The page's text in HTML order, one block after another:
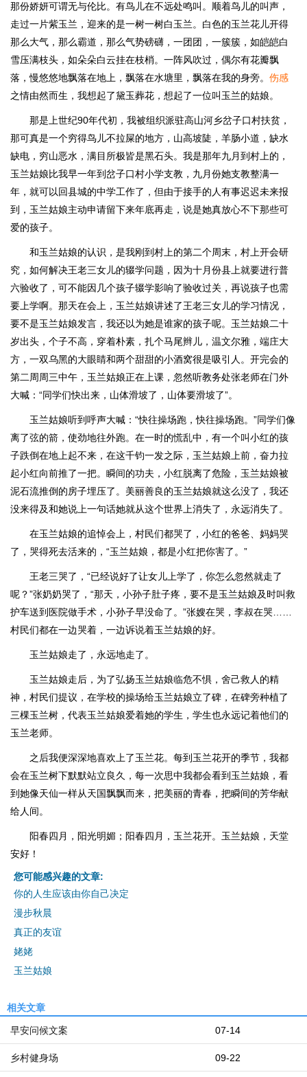
那份娇妍可谓无与伦比。有鸟儿在不远处鸣叫。顺着鸟儿的叫声，
走过一片紫玉兰，迎来的是一树一树白玉兰。白色的玉兰花儿开得
那么大气，那么霸道，那么气势磅礴，一团团，一簇簇，如皑皑白
雪压满枝头，如朵朵白云挂在枝梢。一阵风吹过，偶尔有花瓣飘
落，慢悠悠地飘落在地上，飘落在水塘里，飘落在我的身旁。 伤感
之情由然而生，我想起了黛玉葬花，想起了一位叫玉兰的姑娘。
那是上世纪90年代初，我被组织派驻高山河乡岔子口村扶贫，
那可真是一个穷得鸟儿不拉屎的地方，山高坡陡，羊肠小道，缺水
缺电，穷山恶水，满目所极皆是黑石头。我是那年九月到村上的，
玉兰姑娘比我早一年到岔子口村小学支教，九月份她支教整满一
年，就可以回县城的中学工作了，但由于接手的人有事迟迟未来报
到，玉兰姑娘主动申请留下来年底再走，说是她真放心不下那些可
爱的孩子。
和玉兰姑娘的认识，是我刚到村上的第二个周末，村上开会研
究，如何解决王老三女儿的辍学问题，因为十月份县上就要进行普
六验收了，可不能因几个孩子辍学影响了验收过关，再说孩子也需
要上学啊。那天在会上，玉兰姑娘讲述了王老三女儿的学习情况，
要不是玉兰姑娘发言，我还以为她是谁家的孩子呢。玉兰姑娘二十
岁出头，个子不高，穿着朴素，扎个马尾辫儿，温文尔雅，端庄大
方，一双乌黑的大眼睛和两个甜甜的小酒窝很是吸引人。开完会的
第二周周三中午，玉兰姑娘正在上课，忽然听教务处张老师在门外
大喊：“同学们快出来，山体滑坡了，山体要滑坡了”。
玉兰姑娘听到呼声大喊：“快往操场跑，快往操场跑。”同学们像
离了弦的箭，使劲地往外跑。在一时的慌乱中，有一个叫小红的孩
子跌倒在地上起不来，在这千钧一发之际，玉兰姑娘上前，奋力拉
起小红向前推了一把。瞬间的功夫，小红脱离了危险，玉兰姑娘被
泥石流推倒的房子埋压了。美丽善良的玉兰姑娘就这么没了，我还
没来得及和她说上一句话她就从这个世界上消失了，永远消失了。
在玉兰姑娘的追悼会上，村民们都哭了，小红的爸爸、妈妈哭
了，哭得死去活来的，“玉兰姑娘，都是小红把你害了。”
王老三哭了，“已经说好了让女儿上学了，你怎么忽然就走了
呢？”张奶奶哭了，“那天，小孙子肚子疼，要不是玉兰姑娘及时叫救
护车送到医院做手术，小孙子早没命了。”张嫂在哭，李叔在哭……
村民们都在一边哭着，一边诉说着玉兰姑娘的好。
玉兰姑娘走了，永远地走了。
玉兰姑娘走后，为了弘扬玉兰姑娘临危不惧，舍己救人的精
神，村民们提议，在学校的操场给玉兰姑娘立了碑，在碑旁种植了
三棵玉兰树，代表玉兰姑娘爱着她的学生，学生也永远记着他们的
玉兰老师。
之后我便深深地喜欢上了玉兰花。每到玉兰花开的季节，我都
会在玉兰树下默默站立良久，每一次思中我都会看到玉兰姑娘，看
到她像天仙一样从天国飘飘而来，把美丽的青春，把瞬间的芳华献
给人间。
阳春四月，阳光明媚；阳春四月，玉兰花开。玉兰姑娘，天堂
安好！
您可能感兴趣的文章:
你的人生应该由你自己决定
漫步秋晨
真正的友谊
姥姥
玉兰姑娘
相关文章
07-14
早安问候文案
09-22
乡村健身场